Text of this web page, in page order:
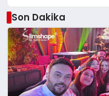
Son Dakika